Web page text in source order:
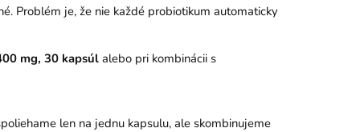
Problém je, že nie každé probiotikum automaticky
mg, 30 kapsúl alebo pri kombinácii s
len na jednu kapsulu, ale skombinujeme